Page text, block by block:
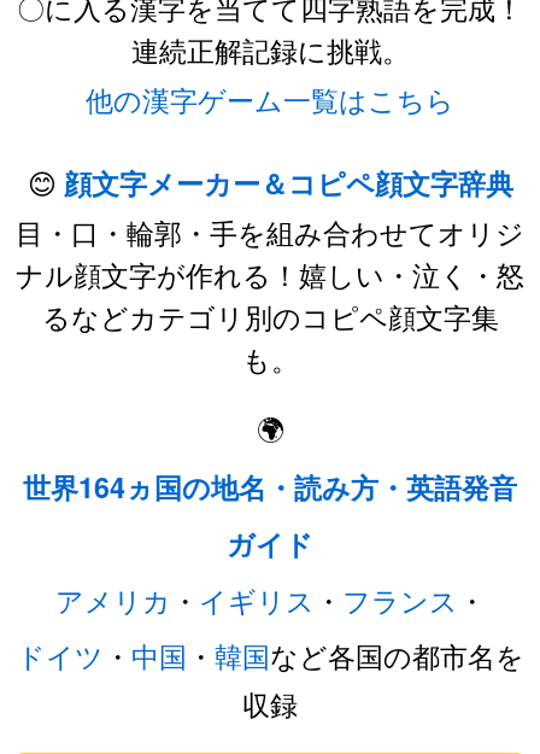
連続正解記録に挑戦。
他の漢字ゲーム一覧はこちら
😊 顔文字メーカー＆コピペ顔文字辞典
目・口・輪郭・手を組み合わせてオリジ
ナル顔文字が作れる！嬉しい・泣く・怒
るなどカテゴリ別のコピペ顔文字集
も。
🌍
世界164ヵ国の地名・読み方・英語発音
ガイド
アメリカ ・ イギリス ・ フランス ・
ドイツ ・ 中国 ・ 韓国など各国の都市名を
収録